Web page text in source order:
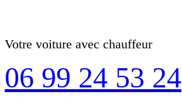
Votre voiture avec chauffeur
06 99 24 53 24